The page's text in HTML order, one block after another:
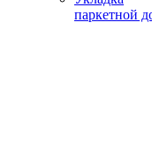
паркетной